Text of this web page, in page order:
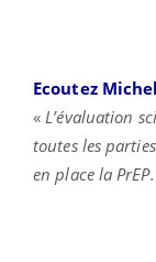
Ecoutez
« L’évaluation
toutes les
en place la PrEP.